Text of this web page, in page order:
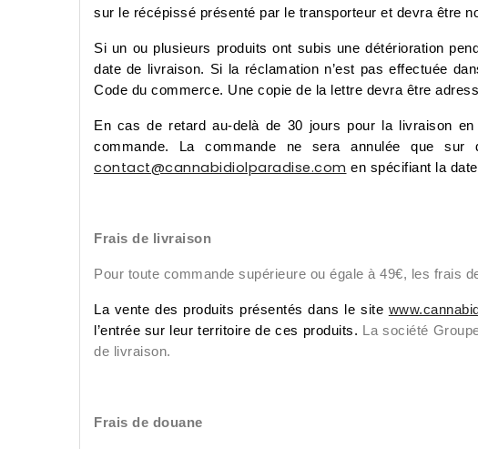
sur le récépissé présenté par le transporteur et devra être
Si un ou plusieurs produits ont subis une détérioration
date de livraison. Si la réclamation n’est pas effectuée
Code du commerce. Une copie de la lettre devra être
En cas de retard au-delà de 30 jours pour la livraison
commande. La commande ne sera annulée que
contact@cannabidiolparadise.com en spécifiant la
Frais de livraison
Pour toute commande supérieure ou égale à 49€, les frais
La vente des produits présentés dans le site
l’entrée sur leur territoire de ces produits.
La société
de livraison.
Frais de douane